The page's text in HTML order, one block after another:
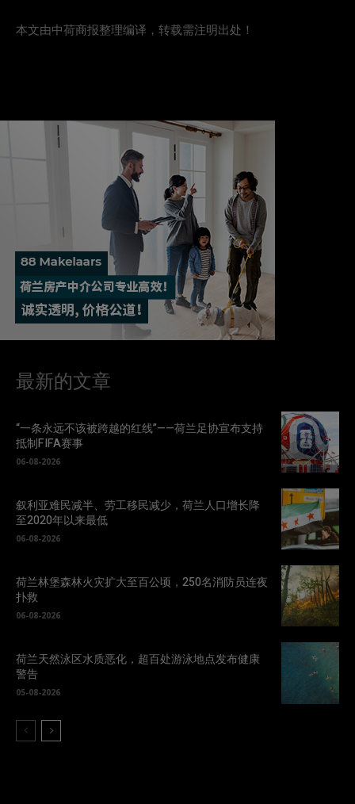
本文由中荷商报整理编译，转载需注明出处！
最新的文章
“一条永远不该被跨越的红线”——荷兰足协宣布支持
抵制FIFA赛事
06-08-2026
叙利亚难民减半、劳工移民减少，荷兰人口增长降
至2020年以来最低
06-08-2026
荷兰林堡森林火灾扩大至百公顷，250名消防员连夜
扑救
06-08-2026
荷兰天然泳区水质恶化，超百处游泳地点发布健康
警告
05-08-2026